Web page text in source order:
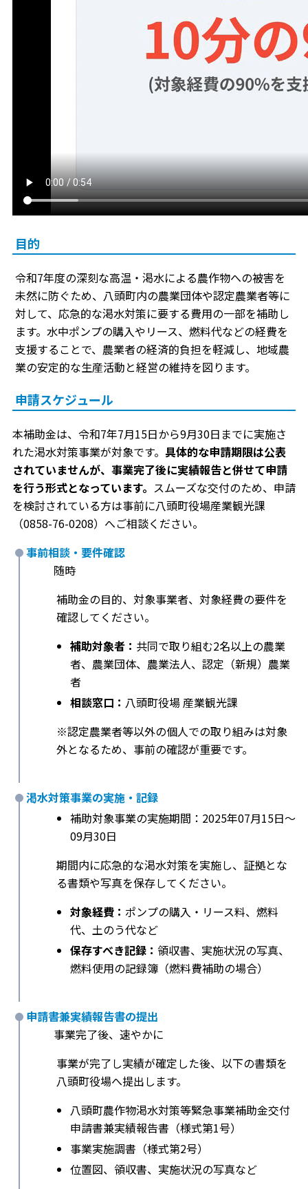
目的
令和7年度の深刻な高温・渇水による農作物への被害を
未然に防ぐため、八頭町内の農業団体や認定農業者等に
対して、応急的な渇水対策に要する費用の一部を補助し
ます。水中ポンプの購入やリース、燃料代などの経費を
支援することで、農業者の経済的負担を軽減し、地域農
業の安定的な生産活動と経営の維持を図ります。
申請スケジュール
本補助金は、令和7年7月15日から9月30日までに実施さ
れた渇水対策事業が対象です。 具体的な申請期限は公表
されていませんが、事業完了後に実績報告と併せて申請
を行う形式となっています。 スムーズな交付のため、申請
を検討されている方は事前に八頭町役場産業観光課
（0858-76-0208）へご相談ください。
事前相談・要件確認
随時
補助金の目的、対象事業者、対象経費の要件を
確認してください。
補助対象者： 共同で取り組む2名以上の農業
者、農業団体、農業法人、認定（新規）農業
者
相談窓口： 八頭町役場 産業観光課
※認定農業者等以外の個人での取り組みは対象
外となるため、事前の確認が重要です。
渇水対策事業の実施・記録
補助対象事業の実施期間：2025年07月15日〜
09月30日
期間内に応急的な渇水対策を実施し、証拠とな
る書類や写真を保存してください。
対象経費： ポンプの購入・リース料、燃料
代、土のう代など
保存すべき記録： 領収書、実施状況の写真、
燃料使用の記録簿（燃料費補助の場合）
申請書兼実績報告書の提出
事業完了後、速やかに
事業が完了し実績が確定した後、以下の書類を
八頭町役場へ提出します。
八頭町農作物渇水対策等緊急事業補助金交付
申請書兼実績報告書（様式第1号）
事業実施調書（様式第2号）
位置図、領収書、実施状況の写真など